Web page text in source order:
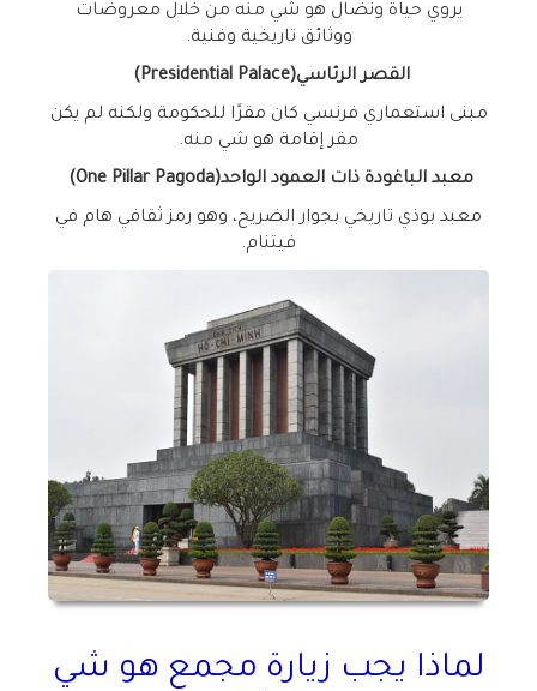
يروي حياة ونضال هو شي منه من خلال معروضات
ووثائق تاريخية وفنية.
القصر الرئاسي(Presidential Palace)
مبنى استعماري فرنسي كان مقرًا للحكومة ولكنه لم يكن
مقر إقامة هو شي منه.
معبد الباغودة ذات العمود الواحد(One Pillar Pagoda)
معبد بوذي تاريخي بجوار الضريح، وهو رمز ثقافي هام في
فيتنام.
لماذا يجب زيارة مجمع هو شي